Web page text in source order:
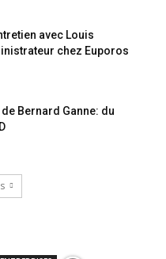
avec Louis
chez Euporos
Bernard Ganne: du